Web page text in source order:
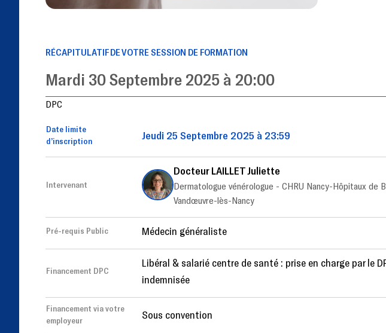
RÉCAPITULATIF DE VOTRE SESSION DE FORMATION
Mardi 30 Septembre 2025 à 20:00
DPC
Date limite
d’inscription
Jeudi 25 Septembre 2025 à 23:59
Intervenant
Docteur LAILLET Juliette
Dermatologue vénérologue - CHRU Nancy-Hôpitaux de
Vandœuvre-lès-Nancy
Pré-requis Public Médecin généraliste
Financement DPC
Libéral & salarié centre de santé : prise en charge par le
indemnisée
Financement via votre
employeur
Sous convention